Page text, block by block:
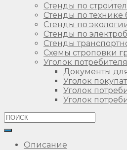
Стенды по
Стенды по технике
Стенды по
Стенды по
Стенды
Схемы строповки
Уголок потребителя
Документы
Уголок
Уголок
Уголок
Описание